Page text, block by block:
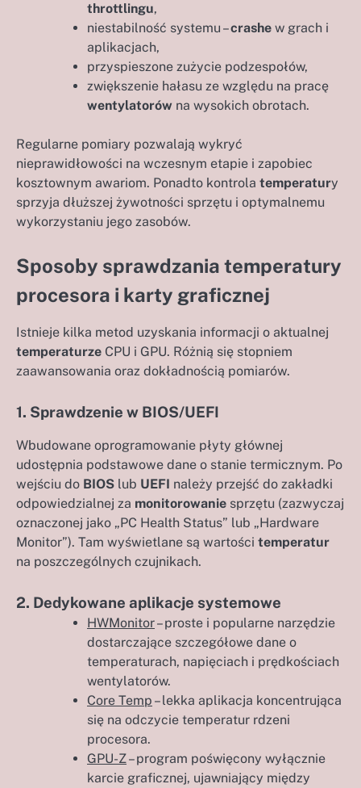
throttlingu,
niestabilność systemu –crashe w grach i
aplikacjach,
przyspieszone zużycie podzespołów,
zwiększenie hałasu ze względu na pracę
wentylatorów na wysokich obrotach.
Regularne pomiary pozwalają wykryć
nieprawidłowości na wczesnym etapie i zapobiec
kosztownym awariom. Ponadto kontrola temperatury
sprzyja dłuższej żywotności sprzętu i optymalnemu
wykorzystaniu jego zasobów.
Sposoby sprawdzania temperatury
procesora i karty graficznej
Istnieje kilka metod uzyskania informacji o aktualnej
temperaturze CPU i GPU. Różnią się stopniem
zaawansowania oraz dokładnością pomiarów.
1. Sprawdzenie w BIOS/UEFI
Wbudowane oprogramowanie płyty głównej
udostępnia podstawowe dane o stanie termicznym. Po
wejściu do BIOS lub UEFI należy przejść do zakładki
odpowiedzialnej za monitorowanie sprzętu (zazwyczaj
oznaczonej jako „PC Health Status” lub „Hardware
Monitor”). Tam wyświetlane są wartości temperatur
na poszczególnych czujnikach.
2. Dedykowane aplikacje systemowe
HWMonitor– proste i popularne narzędzie
dostarczające szczegółowe dane o
temperaturach, napięciach i prędkościach
wentylatorów.
Core Temp – lekka aplikacja koncentrująca
się na odczycie temperatur rdzeni
procesora.
GPU-Z– program poświęcony wyłącznie
karcie graficznej, ujawniający między